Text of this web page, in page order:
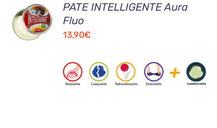
DETAILS
PATE INTELLIGENTE Aura
Fluo
13,90€